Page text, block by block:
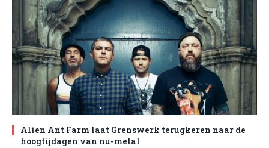
Alien Ant Farm laat Grenswerk terugkeren naar de
hoogtijdagen van nu-metal